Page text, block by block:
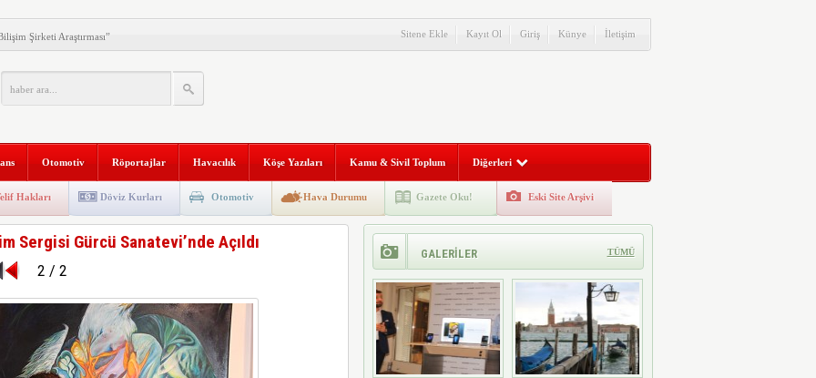
Şirketi Araştırması”
2. Defa Büyüyor
Geçti
“Aranan Mezun”
ve Kadim Eşikler” Karma
instax mini 99’un
Stratejik Ortaklık Kurdu
Sivas’ta Açtı
Sitene Ekle Kayıt Ol Giriş Künye İletişim
Otomotiv Röportajlar Havacılık Köşe Yazıları Kamu & Sivil Toplum Diğerleri
Hakları Döviz Kurları Otomotiv Hava Durumu Gazete Oku! Eski Site Arşivi
Sergisi Gürcü Sanatevi’nde Açıldı
2 / 2
GALERİLER TÜMÜ